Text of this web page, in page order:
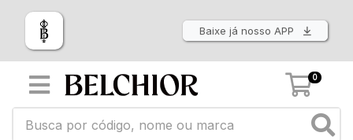
Baixe já nosso APP
0